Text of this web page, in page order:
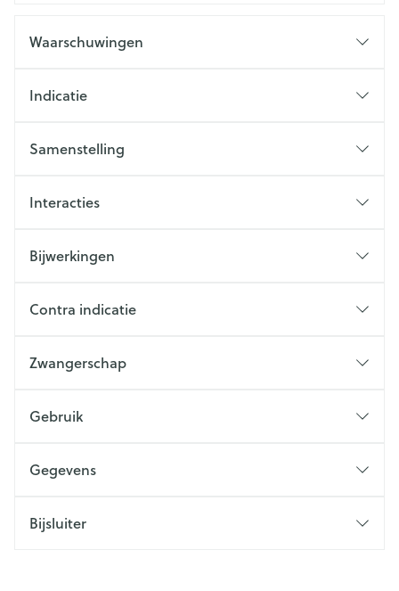
Waarschuwingen
Indicatie
Samenstelling
Interacties
Bijwerkingen
Contra indicatie
Zwangerschap
Gebruik
Gegevens
Bijsluiter